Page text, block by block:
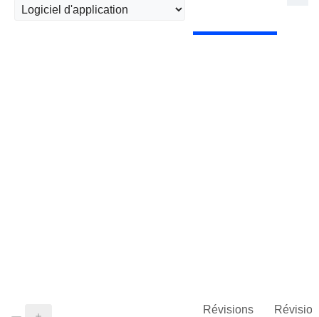
Révisions